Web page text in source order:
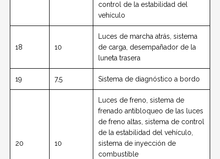
control de la estabilidad del
vehículo
18 10
Luces de marcha atrás, sistema
de carga, desempañador de la
luneta trasera
19 7,5 Sistema de diagnóstico a bordo
20 10
Luces de freno, sistema de
frenado antibloqueo de las luces
de freno altas, sistema de control
de la estabilidad del vehículo,
sistema de inyección de
combustible